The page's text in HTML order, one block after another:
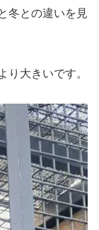
冬との違いを見
り大きいです。